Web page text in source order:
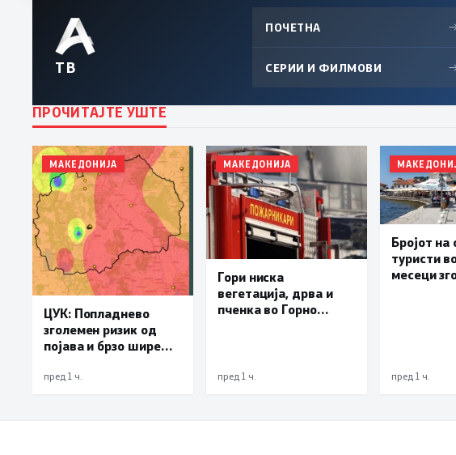
ТВ
ПОЧЕТНА
СЕРИИ И ФИЛМОВИ
ПРОЧИТАЈТЕ УШТЕ
МАКЕДОНИЈА
ЦУК: Попладнево
зголемен ризик од
појава и брзо ширење
простор и шумски
пред 1 ч.
МАКЕДОНИЈА
Гори ниска
вегетација, дрва и
пченка во Горно
пред 1 ч.
Бројот на
туристи
месеци
пред 1 ч.